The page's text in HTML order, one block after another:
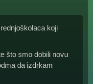
koji
što smo dobili novu
da izdrkam